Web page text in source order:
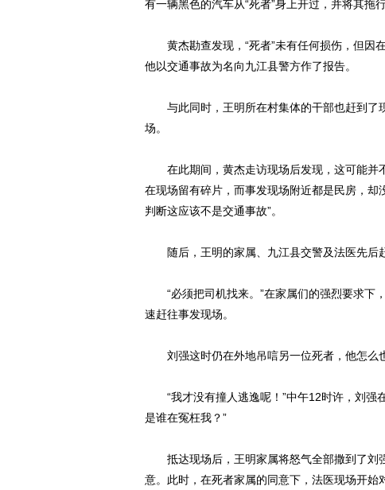
有一辆黑色的汽车从“死者”身上开过，并将其拖
黄杰勘查发现，“死者”未有任何损伤，但因在
他以交通事故为名向九江县警方作了报告。
与此同时，王明所在村集体的干部也赶到了
场。
在此期间，黄杰走访现场后发现，这可能并
在现场留有碎片，而事发现场附近都是民房，
判断这应该不是交通事故”。
随后，王明的家属、九江县交警及法医先后赶
“必须把司机找来。”在家属们的强烈要求下
速赶往事发现场。
刘强这时仍在外地吊唁另一位死者，他怎么
“我才没有撞人逃逸呢！”中午12时许，刘强
是谁在冤枉我？”
抵达现场后，王明家属将怒气全部撒到了刘
意。此时，在死者家属的同意下，法医现场开